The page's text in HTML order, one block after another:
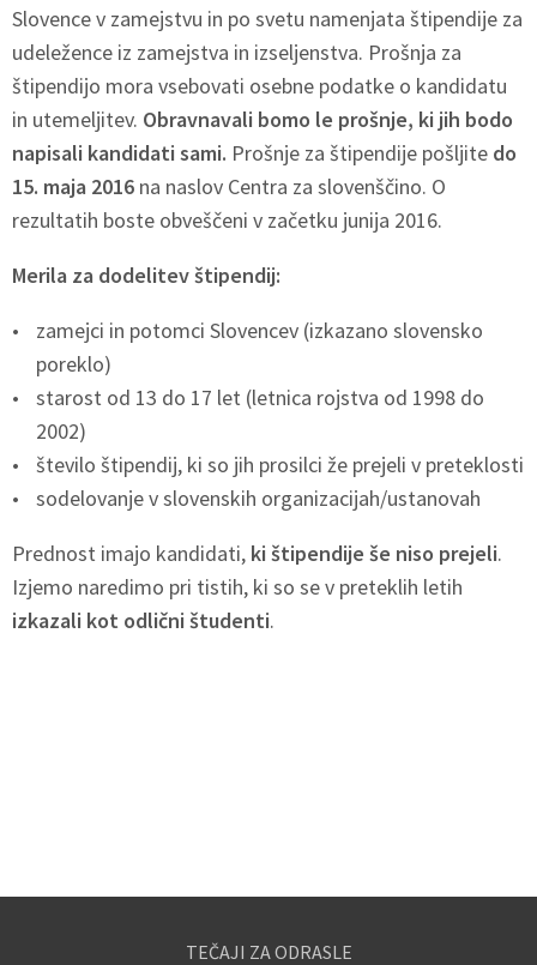
Slovence v zamejstvu in po svetu namenjata štipendije za
udeležence iz zamejstva in izseljenstva. Prošnja za
štipendijo mora vsebovati osebne podatke o kandidatu
in utemeljitev. Obravnavali bomo le prošnje, ki jih bodo
napisali kandidati sami. Prošnje za štipendije pošljite do
15. maja 2016 na naslov Centra za slovenščino. O
rezultatih boste obveščeni v začetku junija 2016.
Merila za dodelitev štipendij:
zamejci in potomci Slovencev (izkazano slovensko
poreklo)
starost od 13 do 17 let (letnica rojstva od 1998 do
2002)
število štipendij, ki so jih prosilci že prejeli v preteklosti
sodelovanje v slovenskih organizacijah/ustanovah
Prednost imajo kandidati, ki štipendije še niso prejeli.
Izjemo naredimo pri tistih, ki so se v preteklih letih
izkazali kot odlični študenti.
TEČAJI ZA ODRASLE